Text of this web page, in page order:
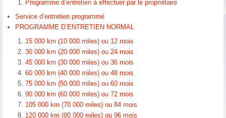
Programme d’entretien à effectuer par le propriétaire
Service d’entretien programmé
PROGRAMME D’ENTRETIEN NORMAL
15 000 km (10 000 miles) ou 12 mois
30 000 km (20 000 miles) ou 24 mois
45 000 km (30 000 miles) ou 36 mois
60 000 km (40 000 miles) ou 48 mois
75 000 km (50 000 miles) ou 60 mois
90 000 km (60 000 miles) ou 72 mois
105 000 km (70 000 miles) ou 84 mois
120 000 km (80 000 miles) ou 96 mois